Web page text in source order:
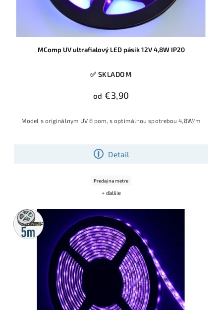
MComp UV ultrafialový LED pásik 12V 4,8W IP20
✅ SKLADOM
od €3,90
Detail
Model s originálnym UV čipom, s optimálnou spotrebou 4,8W/m
Predaj na metre
+ ďalšie
5m
rolka